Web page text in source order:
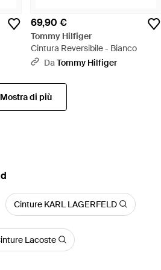
69,90 €
Tommy Hilfiger
Cintura Reversibile - Bianco
DaTommy Hilfiger
Mostra di più
Cinture KARL LAGERFELD
Lacoste